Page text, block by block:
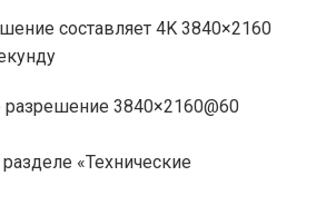
составляет 4K 3840×2160
3840×2160@60
«Технические